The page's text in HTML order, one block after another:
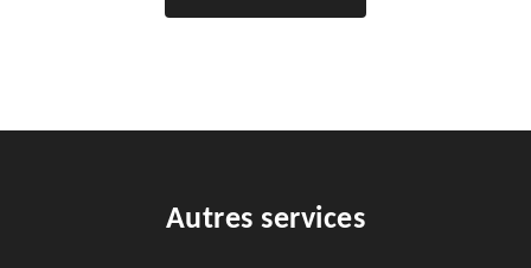
Autres services